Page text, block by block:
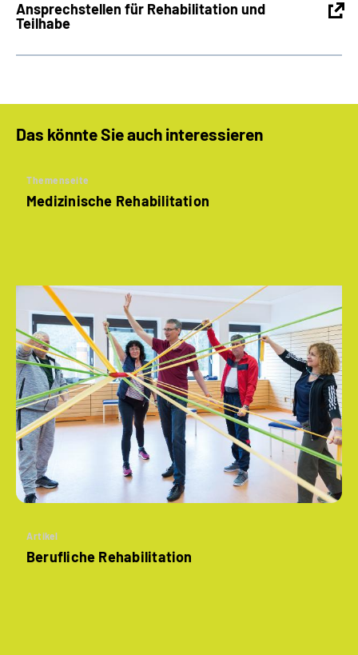
Ansprechstellen für Rehabilitation und
Teilhabe
Das könnte Sie auch interessieren
Themenseite
Medizinische Rehabilitation
Artikel
Berufliche Rehabilitation